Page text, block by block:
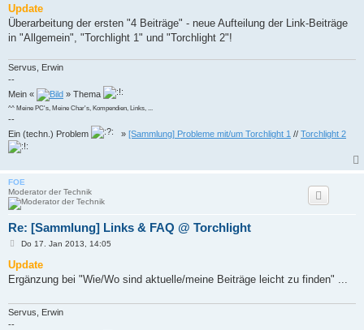
i
t
r
a
Update
Überarbeitung der ersten "4 Beiträge" - neue Aufteilung der Link-Beiträge
in "Allgemein", "Torchlight 1" und "Torchlight 2"!
Servus, Erwin
--
Mein «
» Thema
^^ Meine PC's, Meine Char's, Kompendien, Links, ...
--
Ein (techn.) Problem
» [Sammlung] Probleme mit/um Torchlight 1 // Torchlight 2
FOE
Moderator der Technik
Re: [Sammlung] Links & FAQ @ Torchlight
B
i
t
r
Do 17. Jan 2013, 14:05
Update
Ergänzung bei "Wie/Wo sind aktuelle/meine Beiträge leicht zu finden" ...
Servus, Erwin
--